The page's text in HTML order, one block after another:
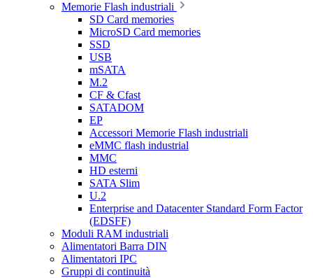
Memorie Flash industriali
SD Card memories
MicroSD Card memories
SSD
USB
mSATA
M.2
CF & Cfast
SATADOM
EP
Accessori Memorie Flash industriali
eMMC flash industrial
MMC
HD esterni
SATA Slim
U.2
Enterprise and Datacenter Standard Form Factor
(EDSFF)
Moduli RAM industriali
Alimentatori Barra DIN
Alimentatori IPC
Gruppi di continuità